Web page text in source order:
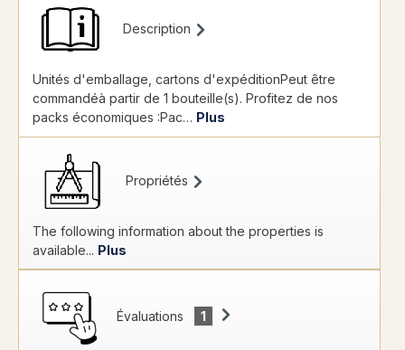
Description
Unités d'emballage, cartons d'expéditionPeut être
commandéà partir de 1 bouteille(s). Profitez de nos
packs économiques :Pac… Plus
Propriétés
The following information about the properties is
available... Plus
Évaluations 1